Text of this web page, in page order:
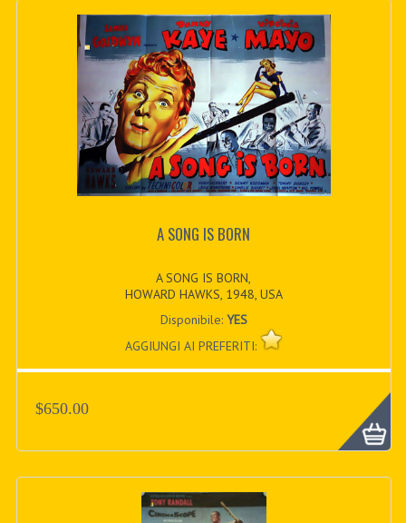
A SONG IS BORN
A SONG IS BORN,
HOWARD HAWKS, 1948, USA
Disponibile: YES
AGGIUNGI AI PREFERITI:
$650.00